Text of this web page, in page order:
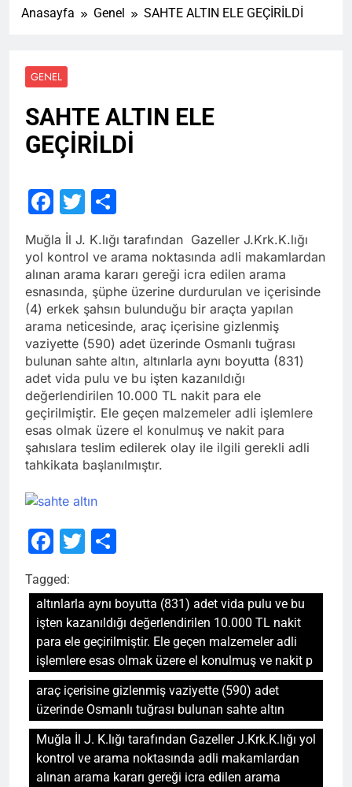
Anasayfa Genel SAHTE ALTIN ELE GEÇİRİLDİ
GENEL
SAHTE ALTIN ELE
GEÇİRİLDİ
Facebook
Twitter
Muğla İl J. K.lığı tarafından Gazeller J.Krk.K.lığı
yol kontrol ve arama noktasında adli makamlardan
alınan arama kararı gereği icra edilen arama
esnasında, şüphe üzerine durdurulan ve içerisinde
(4) erkek şahsın bulunduğu bir araçta yapılan
arama neticesinde, araç içerisine gizlenmiş
vaziyette (590) adet üzerinde Osmanlı tuğrası
bulunan sahte altın, altınlarla aynı boyutta (831)
adet vida pulu ve bu işten kazanıldığı
değerlendirilen 10.000 TL nakit para ele
geçirilmiştir. Ele geçen malzemeler adli işlemlere
esas olmak üzere el konulmuş ve nakit para
şahıslara teslim edilerek olay ile ilgili gerekli adli
tahkikata başlanılmıştır.
Facebook
Twitter
Tagged:
altınlarla aynı boyutta (831) adet vida pulu ve bu
işten kazanıldığı değerlendirilen 10.000 TL nakit
para ele geçirilmiştir. Ele geçen malzemeler adli
işlemlere esas olmak üzere el konulmuş ve nakit p
araç içerisine gizlenmiş vaziyette (590) adet
üzerinde Osmanlı tuğrası bulunan sahte altın
Muğla İl J. K.lığı tarafından Gazeller J.Krk.K.lığı yol
kontrol ve arama noktasında adli makamlardan
alınan arama kararı gereği icra edilen arama